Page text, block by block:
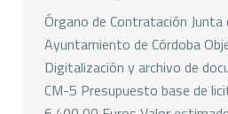
Órgano de Contratación Junta
Ayuntamiento de Córdoba
Digitalización y archivo de
CM-5 Presupuesto base de